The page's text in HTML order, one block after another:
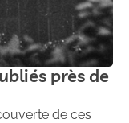
près de
de ces